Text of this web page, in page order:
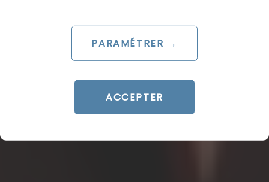
PARAMÉTRER →
ACCEPTER